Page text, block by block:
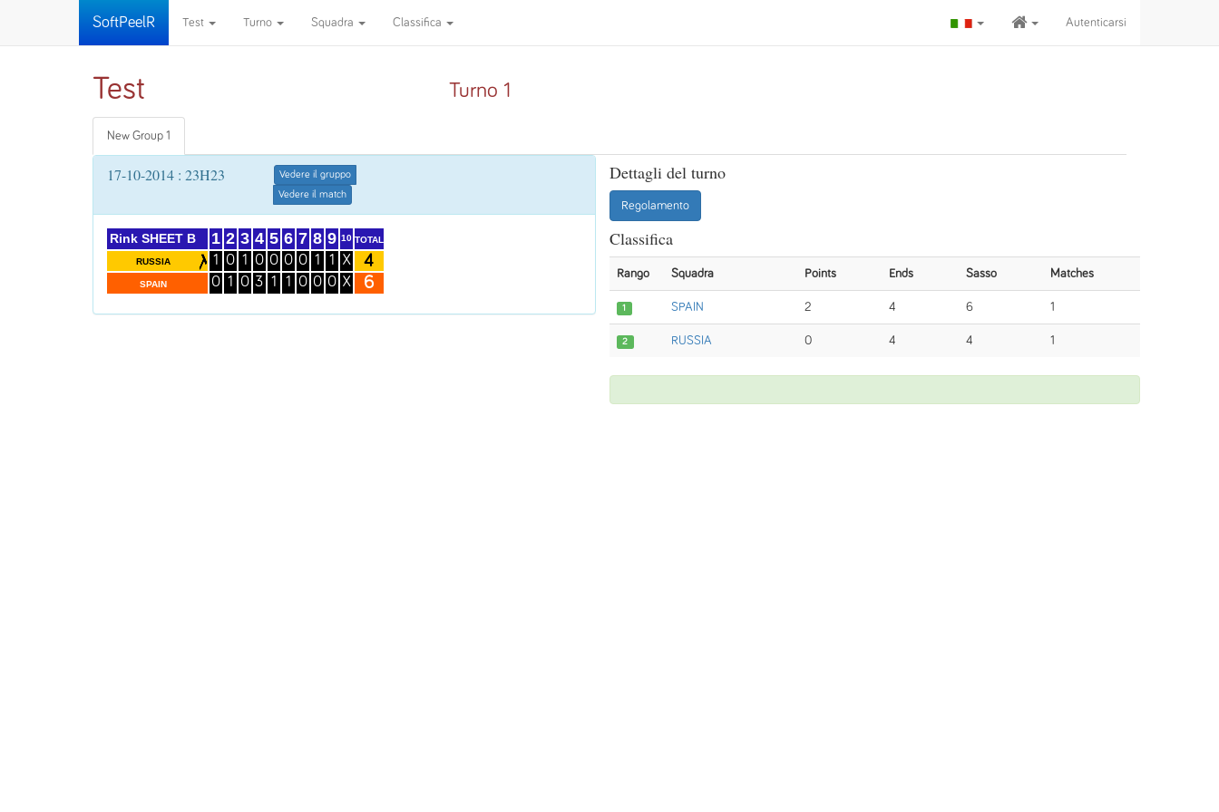
SoftPeelR Test Turno Squadra Classifica Autenticarsi
Test Turno 1
New Group 1
17-10-2014 : 23H23
Vedere il gruppo
Vedere il match
Rink SHEET B
RUSSIA
SPAIN
1
1
0
2
0
1
3
1
0
4
0
3
5
0
1
6
0
1
7
0
0
8
1
0
9
1
0
10
X
X
TOTAL
4
6
Dettagli del turno
Regolamento
Classifica
Rango Squadra Points Ends Sasso Matches
1 SPAIN 2 4 6 1
2 RUSSIA 0 4 4 1